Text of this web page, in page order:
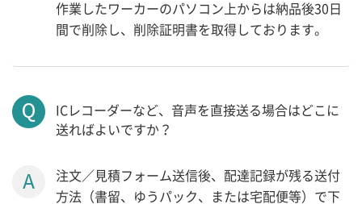
作業したワーカーのパソコン上からは納品後30日
間で削除し、削除証明書を取得しております。
ICレコーダーなど、音声を直接送る場合はどこに
送ればよいですか？
注文／見積フォーム送信後、配達記録が残る送付
方法（書留、ゆうパック、または宅配便等）で下